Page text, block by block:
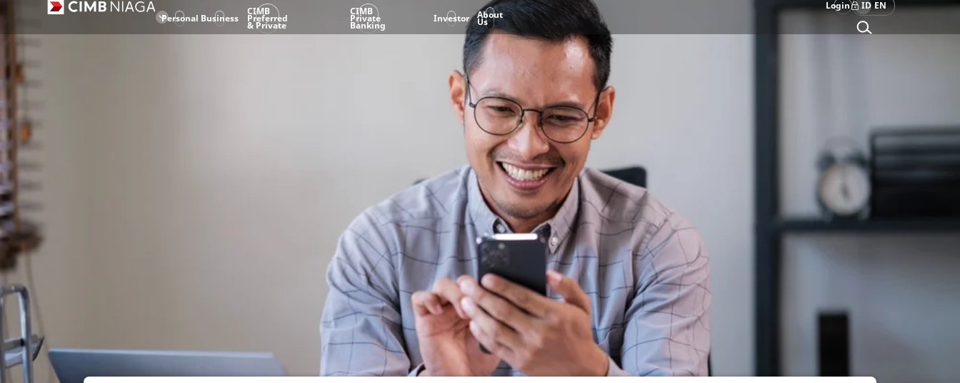
Personal Business
CIMB
Preferred
& Private
CIMB
Private
Banking
Investor About
Us
Login ID EN